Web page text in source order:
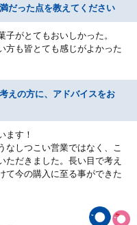
だった点を教えてください
がとてもおいしかった。
も皆とても感じがよかった
えの方に、アドバイスをお
ます！
しつこい営業ではなく、こ
ただきました。長い目で考え
て今の購入に至る事ができた